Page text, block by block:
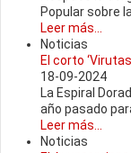
Popular sobre
Leer más...
Noticias
El corto
18-09-2024
La Espiral
año pasado
Leer más...
Noticias